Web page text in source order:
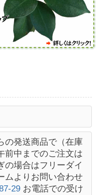
の発送商品で（在庫
前中までのご注文は
の場合はフリーダイ
ムよりお問い合わせ
29 お電話での受け